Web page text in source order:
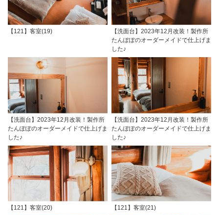
【121】客室(19)
【洗面台】2023年12月改装！製作所
たんぽぽのオーダーメイドで仕上げま
した♪
【洗面台】2023年12月改装！製作所
たんぽぽのオーダーメイドで仕上げま
した♪
【洗面台】2023年12月改装！製作所
たんぽぽのオーダーメイドで仕上げま
した♪
【121】客室(20) 【121】客室(21)